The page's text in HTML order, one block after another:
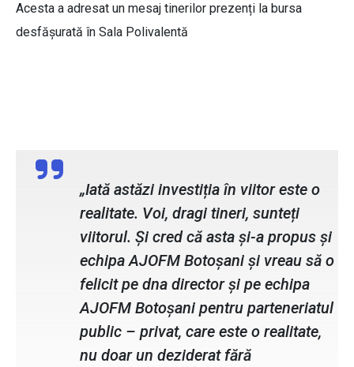
Acesta a adresat un mesaj tinerilor prezenți la bursa
desfășurată în Sala Polivalentă
„Iată astăzi investiția în viitor este o
realitate. Voi, dragi tineri, sunteți
viitorul. Și cred că asta și-a propus și
echipa AJOFM Botoșani și vreau să o
felicit pe dna director și pe echipa
AJOFM Botoșani pentru parteneriatul
public – privat, care este o realitate,
nu doar un deziderat fără